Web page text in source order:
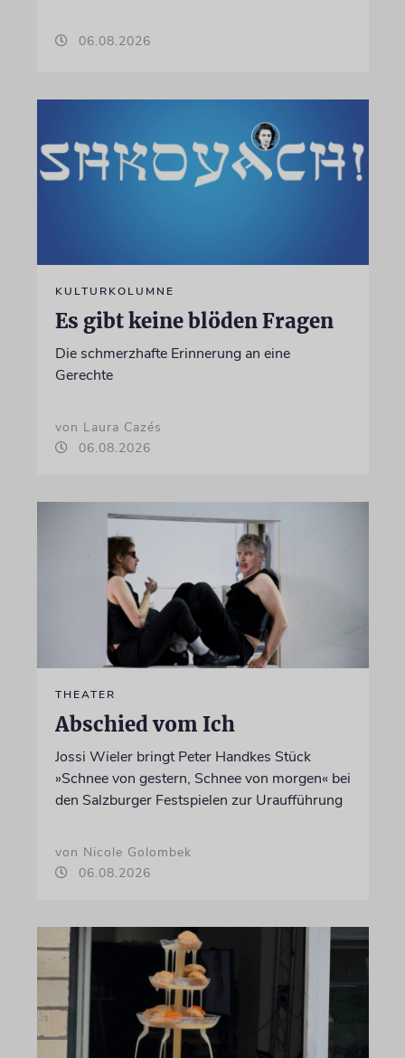
06.08.2026
KULTURKOLUMNE
Es gibt keine blöden Fragen
Die schmerzhafte Erinnerung an eine
Gerechte
von Laura Cazés
06.08.2026
THEATER
Abschied vom Ich
Jossi Wieler bringt Peter Handkes Stück
»Schnee von gestern, Schnee von morgen« bei
den Salzburger Festspielen zur Uraufführung
von Nicole Golombek
06.08.2026